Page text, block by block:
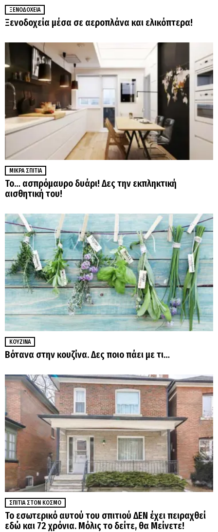
ΞΕΝΟΔΟΧΕΊΑ
Ξενοδοχεία μέσα σε αεροπλάνα και ελικόπτερα!
ΜΙΚΡΆ ΣΠΊΤΙΑ
Το… ασπρόμαυρο δυάρι! Δες την εκπληκτική
αισθητική του!
ΚΟΥΖΊΝΑ
Βότανα στην κουζίνα. Δες ποιο πάει με τι…
ΣΠΊΤΙΑ ΣΤΟΝ ΚΌΣΜΟ
Το εσωτερικό αυτού του σπιτιού ΔΕΝ έχει πειραχθεί
εδώ και 72 χρόνια. Μόλις το δείτε, θα Μείνετε!